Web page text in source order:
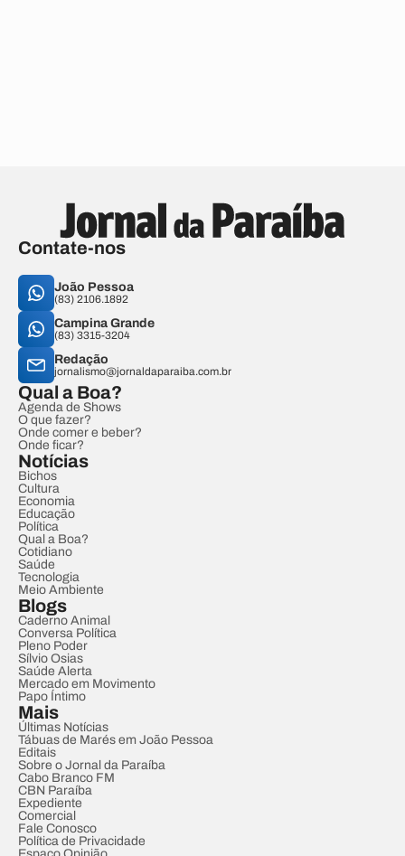
Contate-nos
João Pessoa
(83) 2106.1892
Campina Grande
(83) 3315-3204
Redação
jornalismo@jornaldaparaiba.com.br
Qual a Boa?
Agenda de Shows
O que fazer?
Onde comer e beber?
Onde ficar?
Notícias
Bichos
Cultura
Economia
Educação
Política
Qual a Boa?
Cotidiano
Saúde
Tecnologia
Meio Ambiente
Blogs
Caderno Animal
Conversa Política
Pleno Poder
Sílvio Osias
Saúde Alerta
Mercado em Movimento
Papo Íntimo
Mais
Últimas Notícias
Tábuas de Marés em João Pessoa
Editais
Sobre o Jornal da Paraíba
Cabo Branco FM
CBN Paraíba
Expediente
Comercial
Fale Conosco
Política de Privacidade